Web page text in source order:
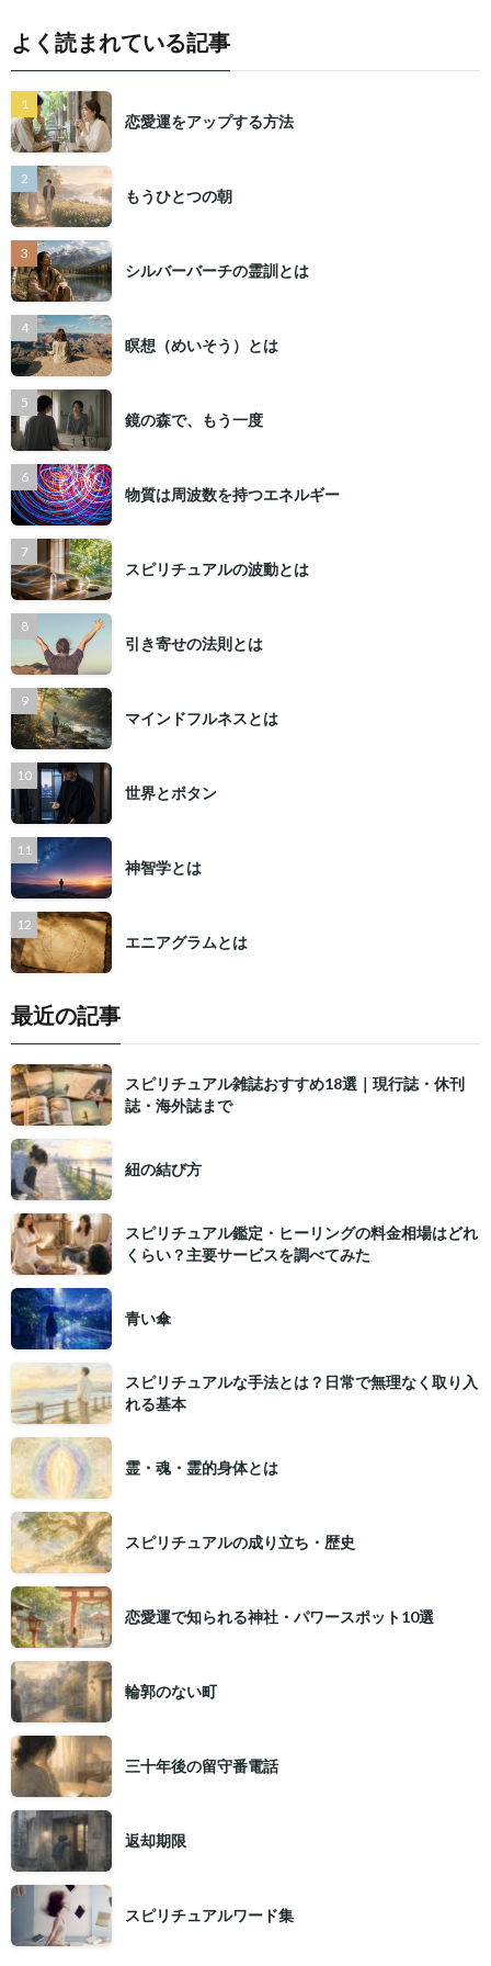
よく読まれている記事
恋愛運をアップする方法
もうひとつの朝
シルバーバーチの霊訓とは
瞑想（めいそう）とは
鏡の森で、もう一度
物質は周波数を持つエネルギー
スピリチュアルの波動とは
引き寄せの法則とは
マインドフルネスとは
世界とボタン
神智学とは
エニアグラムとは
最近の記事
スピリチュアル雑誌おすすめ18選｜現行誌・休刊
誌・海外誌まで
紐の結び方
スピリチュアル鑑定・ヒーリングの料金相場はどれ
くらい？主要サービスを調べてみた
青い傘
スピリチュアルな手法とは？日常で無理なく取り入
れる基本
霊・魂・霊的身体とは
スピリチュアルの成り立ち・歴史
恋愛運で知られる神社・パワースポット10選
輪郭のない町
三十年後の留守番電話
返却期限
スピリチュアルワード集